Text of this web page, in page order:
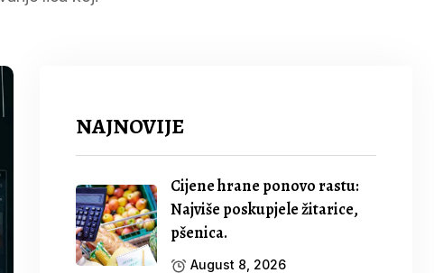
NAJNOVIJE
Cijene hrane ponovo rastu:
Najviše poskupjele žitarice,
pšenica.
August 8, 2026